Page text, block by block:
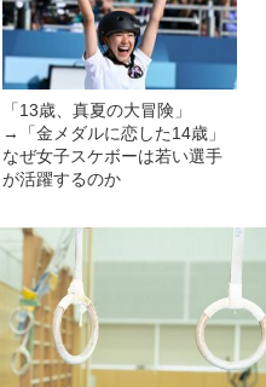
「13歳、真夏の大冒険」
→「金メダルに恋した14歳」
なぜ女子スケボーは若い選手
が活躍するのか